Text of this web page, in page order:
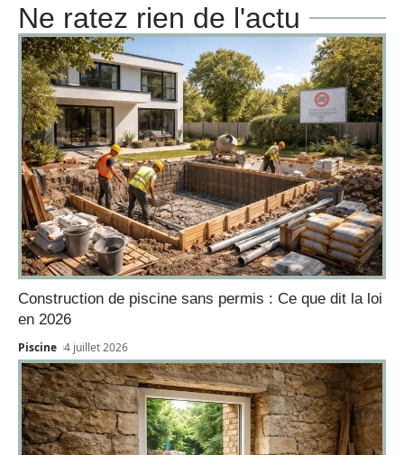
Ne ratez rien de l'actu
Construction de piscine sans permis : Ce que dit la loi
en 2026
Piscine 4 juillet 2026